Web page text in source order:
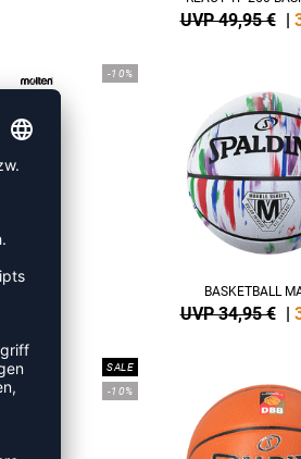
UVP 49,95 € |
-10%
BASKETBALL
UVP 34,95 € |
SALE
-10%